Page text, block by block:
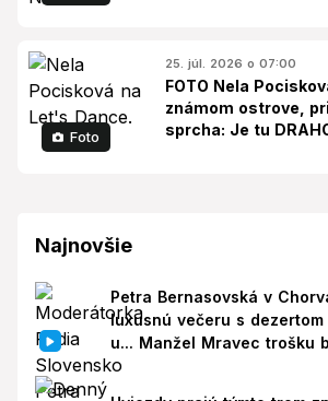
Foto
25. júl. 2026 o 07:00
FOTO Nela
známom ostrove,
sprcha: Je tu
Najnovšie
Petra Bernasovská v
luxusnú večeru s
u... Manžel Mravec trošku